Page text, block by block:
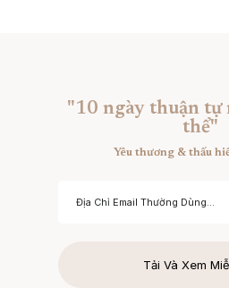
"10 ngày thuận tự
thể"
Yêu thương & thấu
Tải Và Xem